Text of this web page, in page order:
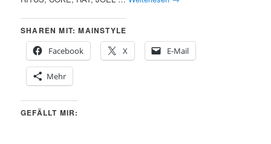
SHAREN MIT: MAINSTYLE
Facebook
X E-Mail
Mehr
GEFÄLLT MIR: